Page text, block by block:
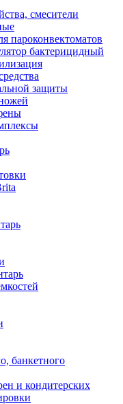
смесители
пароконвектоматов
бактерицидный
защиты
банкетного
и кондитерских